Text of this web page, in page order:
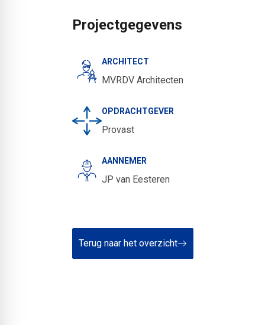
Projectgegevens
ARCHITECT
MVRDV Architecten
OPDRACHTGEVER
Provast
AANNEMER
JP van Eesteren
Terug naar het overzicht